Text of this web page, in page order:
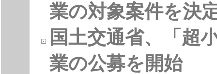
業の対象案件を決
国土交通省、「超
業の公募を開始